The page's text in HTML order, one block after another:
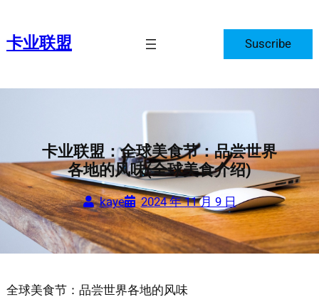
内卡业联盟 Suscribe
卡业联盟：全球美食节：品尝世界
各地的风味(全球美食介绍)
kaye 2024 年 11 月 9 日
全球美食节：品尝世界各地的风味